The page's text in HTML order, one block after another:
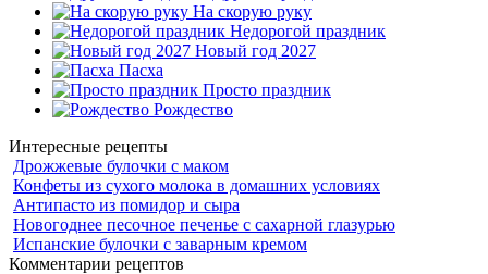
На скорую руку
Недорогой праздник
Новый год 2027
Пасха
Просто праздник
Рождество
Интересные рецепты
Дрожжевые булочки с маком
Конфеты из сухого молока в домашних условиях
Антипасто из помидор и сыра
Новогоднее песочное печенье с сахарной глазурью
Испанские булочки с заварным кремом
Комментарии рецептов